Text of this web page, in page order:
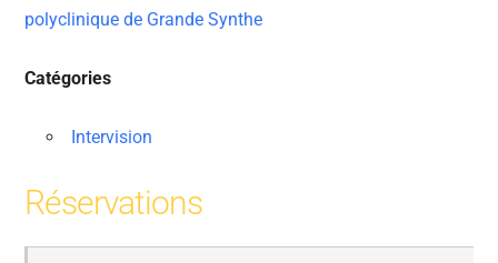
polyclinique de Grande Synthe
Catégories
Intervision
Réservations